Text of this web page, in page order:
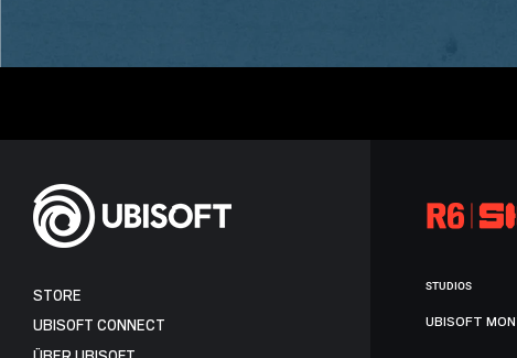
STORE
UBISOFT CONNECT
STUDIOS
UBISOFT